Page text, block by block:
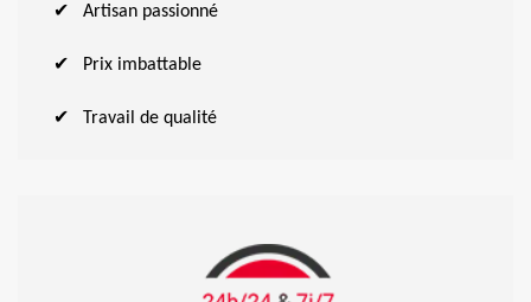
Artisan passionné
Prix imbattable
Travail de qualité